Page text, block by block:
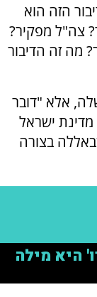
הזה הוא
צה"ל מפקיר?
מה זה הדיבור
אלא "דובר
מדינת ישראל
בצורה